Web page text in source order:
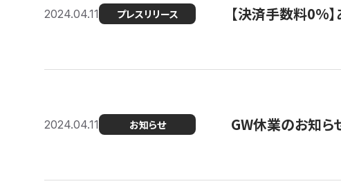
2024.04.11 プレスリリース 【決済手数料0%
2024.04.11 お知らせ GW休業のお知ら